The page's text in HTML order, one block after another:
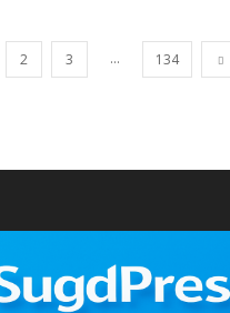
2 3 ... 134